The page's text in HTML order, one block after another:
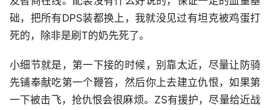
础，把所有DPS装都换上，我就没见过有坦克被鸡蛋打
死的，除非是刷T的奶先死了。
小细节就是，第一下接的时候，别靠太近，尽量让防骑
先铺奉献吃第一个鞭笞，然后你上去建立仇恨，如果第
一下被击飞，抢仇恨会很麻烦。ZS有援护，尽量给近战